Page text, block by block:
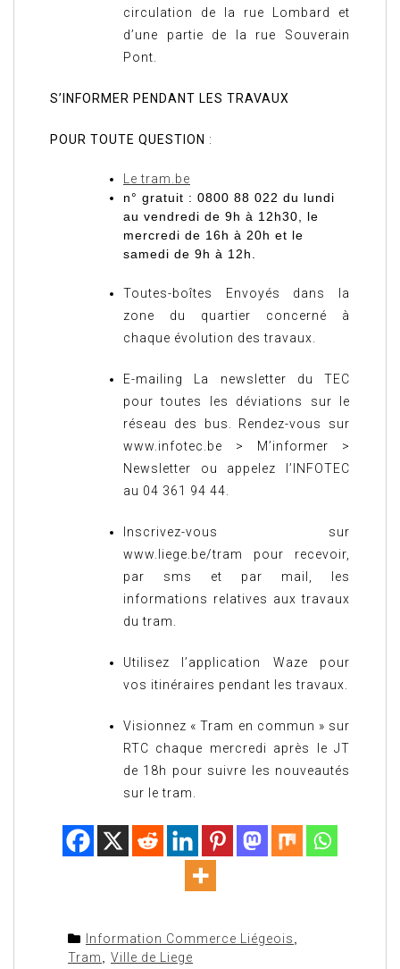
circulation de la rue Lombard et
d’une partie de la rue Souverain
Pont.
S’INFORMER PENDANT LES TRAVAUX
POUR TOUTE QUESTION :
Le tram.be
n° gratuit : 0800 88 022 du lundi
au vendredi de 9h à 12h30, le
mercredi de 16h à 20h et le
samedi de 9h à 12h.
Toutes-boîtes Envoyés dans la
zone du quartier concerné à
chaque évolution des travaux.
E-mailing La newsletter du TEC
pour toutes les déviations sur le
réseau des bus. Rendez-vous sur
www.infotec.be > M’informer >
Newsletter ou appelez l’INFOTEC
au 04 361 94 44.
Inscrivez-vous sur
www.liege.be/tram pour recevoir,
par sms et par mail, les
informations relatives aux travaux
du tram.
Utilisez l’application Waze pour
vos itinéraires pendant les travaux.
Visionnez « Tram en commun » sur
RTC chaque mercredi après le JT
de 18h pour suivre les nouveautés
sur le tram.
Information Commerce Liégeois
Tram
Ville de Liege